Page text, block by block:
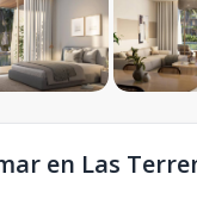
en Las